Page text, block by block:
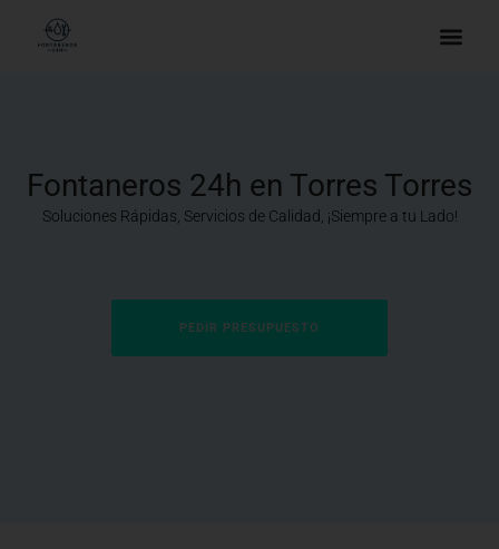
Fontaneros 24h en Torres Torres
Soluciones Rápidas, Servicios de Calidad, ¡Siempre a tu Lado!
PEDIR PRESUPUESTO